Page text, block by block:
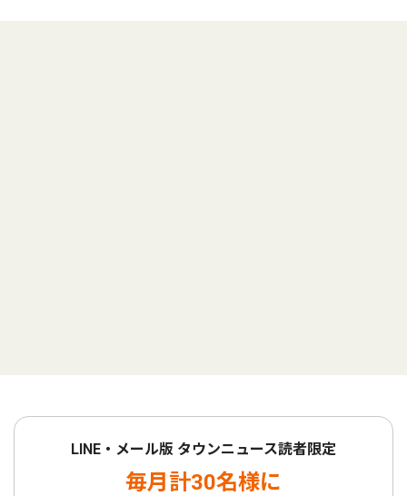
LINE・メール版 タウンニュース読者限定
毎月計30名様に